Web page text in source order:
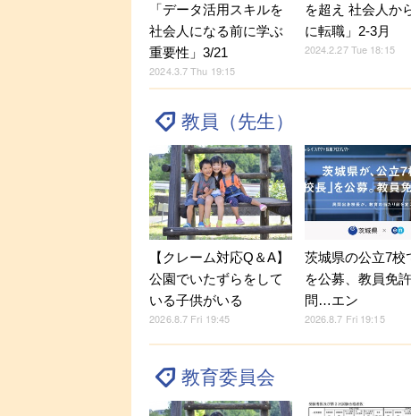
「データ活用スキルを
社会人になる前に学ぶ
重要性」3/21
2024.3.7 Thu 19:15
を超え 社会人か
に転職」2-3月
2024.2.27 Tue 18:15
教員（先生）
【クレーム対応Q＆A】
公園でいたずらをして
いる子供がいる
2026.8.7 Fri 19:45
茨城県の公立7校
を公募、教員免
問…エン
2026.8.7 Fri 19:15
教育委員会